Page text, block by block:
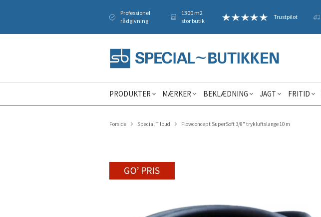
Professionel
rådgivning
1300 m2
stor butik
Trustpilot
PRODUKTER MÆRKER BEKLÆDNING JAGT FRITID
Forside Special Tilbud Flowconcept SuperSoft 3/8" trykluftslange 10 m